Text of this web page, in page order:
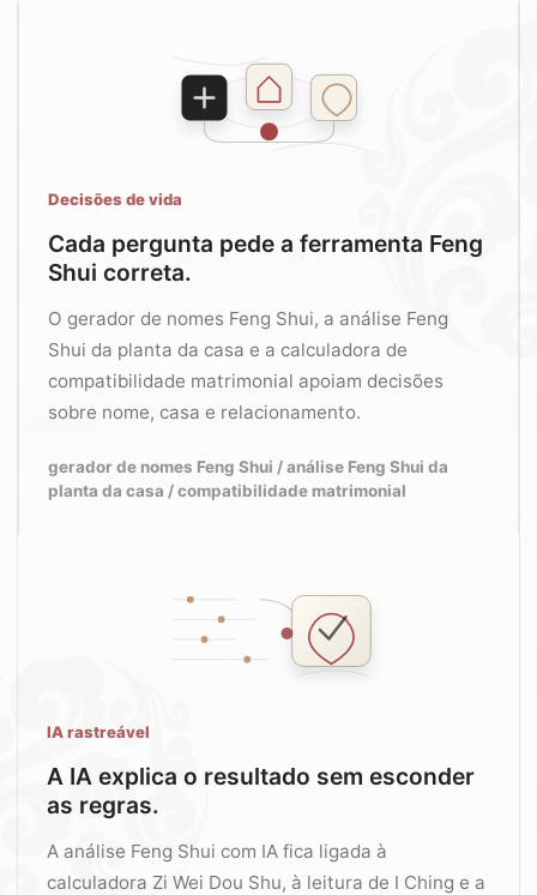
Decisões de vida
Cada pergunta pede a ferramenta Feng
Shui correta.
O gerador de nomes Feng Shui, a análise Feng
Shui da planta da casa e a calculadora de
compatibilidade matrimonial apoiam decisões
sobre nome, casa e relacionamento.
gerador de nomes Feng Shui / análise Feng Shui da
planta da casa / compatibilidade matrimonial
IA rastreável
A IA explica o resultado sem esconder
as regras.
A análise Feng Shui com IA fica ligada à
calculadora Zi Wei Dou Shu, à leitura de I Ching e a